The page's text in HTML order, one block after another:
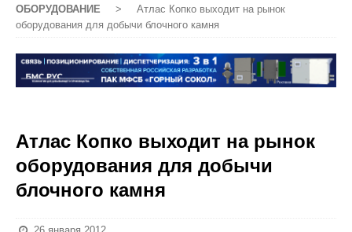
ОБОРУДОВАНИЕ
>
Атлас Копко выходит на рынок
оборудования для добычи блочного камня
Атлас Копко выходит на рынок
оборудования для добычи
блочного камня